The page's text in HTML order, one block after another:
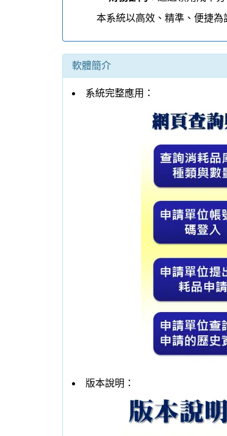
行政院主計處的消耗品管理報表
報表含『消耗用品收發分類帳』、